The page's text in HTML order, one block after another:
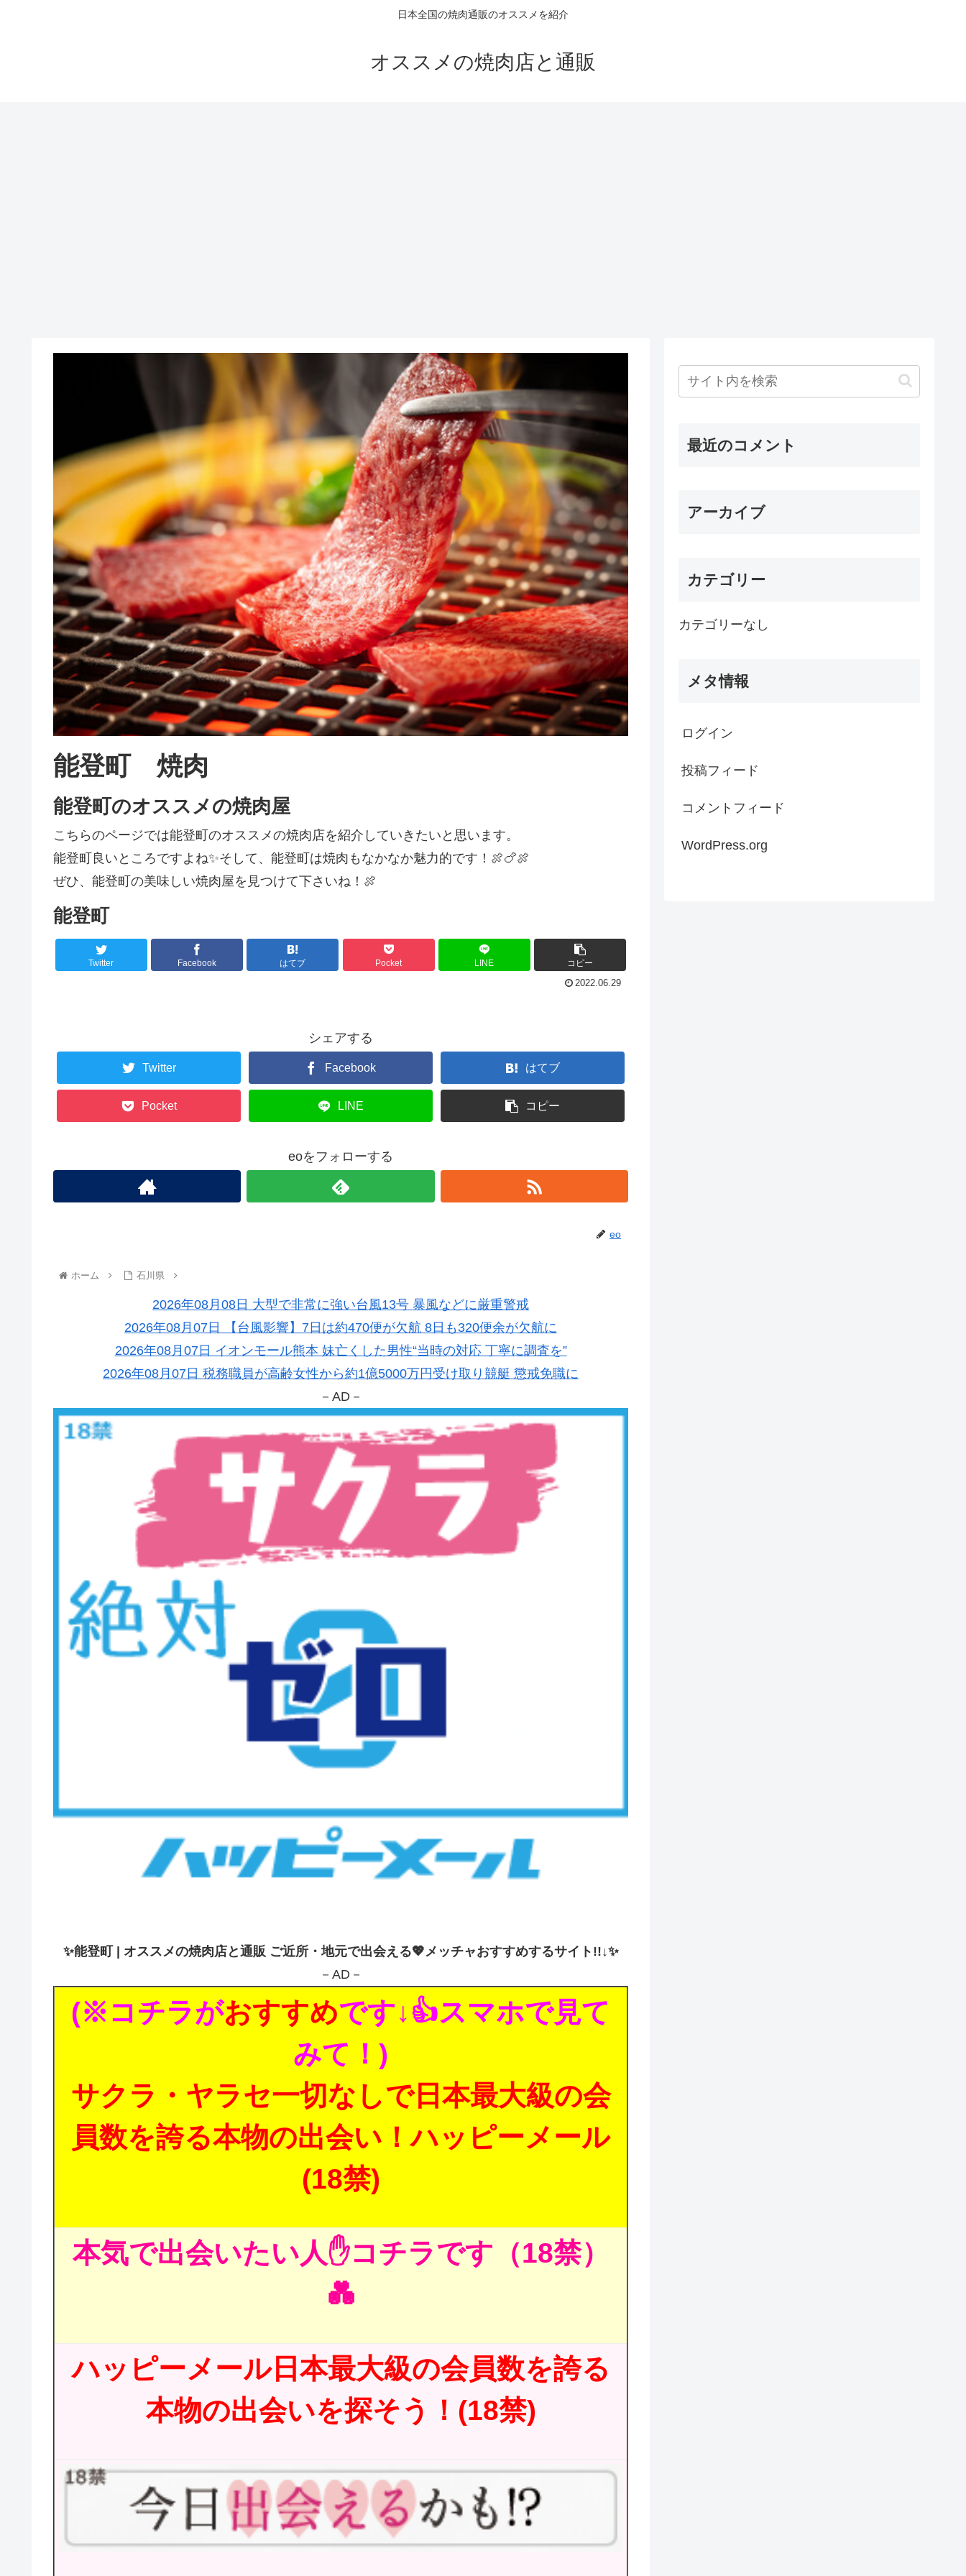
日本全国の焼肉通販のオススメを紹介
オススメの焼肉店と通販
能登町 焼肉
能登町のオススメの焼肉屋
こちらのページでは能登町のオススメの焼肉店を紹介していきたいと思います。
能登町良いところですよね✨そして、能登町は焼肉もなかなか魅力的です！🍖🍗🍖
ぜひ、能登町の美味しい焼肉屋を見つけて下さいね！🍖
能登町
Twitter Facebook はてブ Pocket LINE コピー
2022.06.29
シェアする
Twitter Facebook はてブ
Pocket LINE コピー
eoをフォローする
eo
ホーム 石川県
2026年08月08日 大型で非常に強い台風13号 暴風などに厳重警戒
2026年08月07日 【台風影響】7日は約470便が欠航 8日も320便余が欠航に
2026年08月07日 イオンモール熊本 妹亡くした男性“当時の対応 丁寧に調査を”
2026年08月07日 税務職員が高齢女性から約1億5000万円受け取り競艇 懲戒免職に
－AD－
✨能登町 | オススメの焼肉店と通販 ご近所・地元で出会える💖メッチャおすすめするサイト!!↓✨
－AD－
(※コチラがおすすめです↓👍スマホで見て
みて！)
サクラ・ヤラセ一切なしで日本最大級の会
員数を誇る本物の出会い！ハッピーメール
(18禁)
本気で出会いたい人✋コチラです（18禁）
💑
ハッピーメール日本最大級の会員数を誇る
本物の出会いを探そう！(18禁)
最近のコメント
アーカイブ
カテゴリー
カテゴリーなし
メタ情報
ログイン
投稿フィード
コメントフィード
WordPress.org